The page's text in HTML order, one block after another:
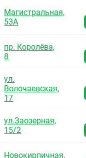
Магистральная,
53А
пр. Королёва,
8
ул.
Волочаевская,
17
ул.Заозерная,
15/2
Новокирпичная,